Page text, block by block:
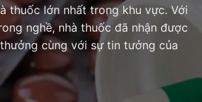
thuốc lớn nhất trong khu vực. Với
nghề, nhà thuốc đã nhận được
cùng với sự tin tưởng của